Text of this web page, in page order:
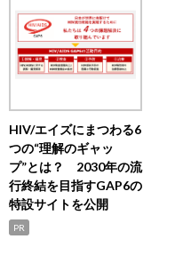
HIV/エイズにまつわる6
つの“理解のギャッ
プ”とは？ 2030年の流
行終結を目指すGAP6の
特設サイトを公開
PR